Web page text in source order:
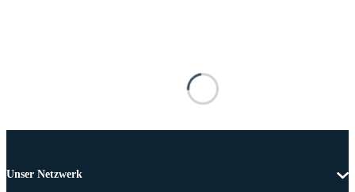
Unser Netzwerk